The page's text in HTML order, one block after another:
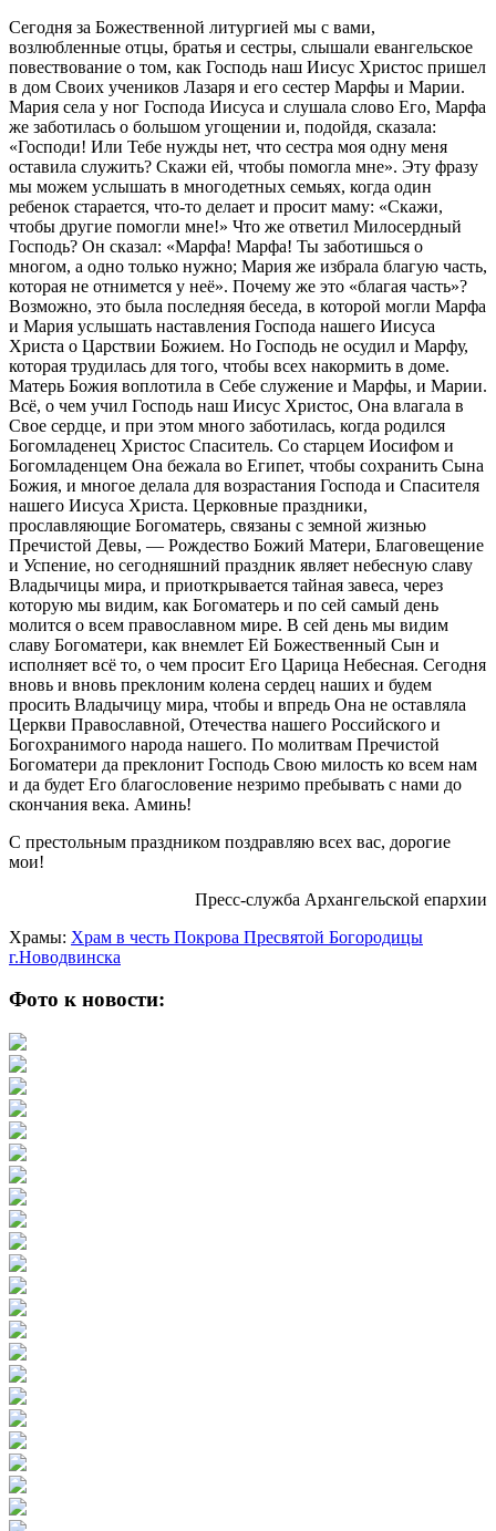
Сегодня за Божественной литургией мы с вами,
возлюбленные отцы, братья и сестры, слышали евангельское
повествование о том, как Господь наш Иисус Христос пришел
в дом Своих учеников Лазаря и его сестер Марфы и Марии.
Мария села у ног Господа Иисуса и слушала слово Его, Марфа
же заботилась о большом угощении и, подойдя, сказала:
«Господи! Или Тебе нужды нет, что сестра моя одну меня
оставила служить? Скажи ей, чтобы помогла мне». Эту фразу
мы можем услышать в многодетных семьях, когда один
ребенок старается, что-то делает и просит маму: «Скажи,
чтобы другие помогли мне!» Что же ответил Милосердный
Господь? Он сказал: «Марфа! Марфа! Ты заботишься о
многом, а одно только нужно; Мария же избрала благую часть,
которая не отнимется у неё». Почему же это «благая часть»?
Возможно, это была последняя беседа, в которой могли Марфа
и Мария услышать наставления Господа нашего Иисуса
Христа о Царствии Божием. Но Господь не осудил и Марфу,
которая трудилась для того, чтобы всех накормить в доме.
Матерь Божия воплотила в Себе служение и Марфы, и Марии.
Всё, о чем учил Господь наш Иисус Христос, Она влагала в
Свое сердце, и при этом много заботилась, когда родился
Богомладенец Христос Спаситель. Со старцем Иосифом и
Богомладенцем Она бежала во Египет, чтобы сохранить Сына
Божия, и многое делала для возрастания Господа и Спасителя
нашего Иисуса Христа. Церковные праздники,
прославляющие Богоматерь, связаны с земной жизнью
Пречистой Девы, — Рождество Божий Матери, Благовещение
и Успение, но сегодняшний праздник являет небесную славу
Владычицы мира, и приоткрывается тайная завеса, через
которую мы видим, как Богоматерь и по сей самый день
молится о всем православном мире. В сей день мы видим
славу Богоматери, как внемлет Ей Божественный Сын и
исполняет всё то, о чем просит Его Царица Небесная. Сегодня
вновь и вновь преклоним колена сердец наших и будем
просить Владычицу мира, чтобы и впредь Она не оставляла
Церкви Православной, Отечества нашего Российского и
Богохранимого народа нашего. По молитвам Пречистой
Богоматери да преклонит Господь Свою милость ко всем нам
и да будет Его благословение незримо пребывать с нами до
скончания века. Аминь!
С престольным праздником поздравляю всех вас, дорогие
мои!
Пресс-служба Архангельской епархии
Храмы: Храм в честь Покрова Пресвятой Богородицы
г.Новодвинска
Фото к новости: